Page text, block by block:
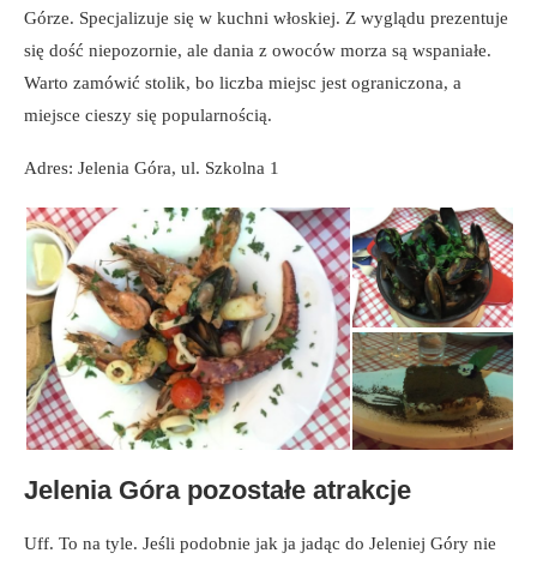
Górze. Specjalizuje się w kuchni włoskiej. Z wyglądu prezentuje
się dość niepozornie, ale dania z owoców morza są wspaniałe.
Warto zamówić stolik, bo liczba miejsc jest ograniczona, a
miejsce cieszy się popularnością.
Adres: Jelenia Góra, ul. Szkolna 1
Jelenia Góra pozostałe atrakcje
Uff. To na tyle. Jeśli podobnie jak ja jadąc do Jeleniej Góry nie